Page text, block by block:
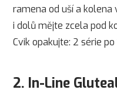
ramena od uší a kolena
i dolů mějte zcela pod
Cvik opakujte: 2 série
2. In-Line